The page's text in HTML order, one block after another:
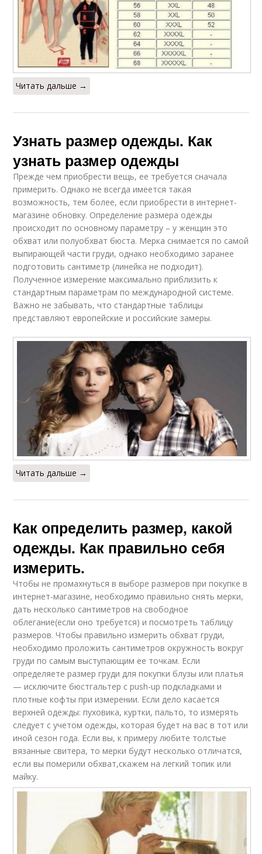
Читать дальше →
Узнать размер одежды. Как
узнать размер одежды
Прежде чем приобрести вещь, ее требуется сначала
примерить. Однако не всегда имеется такая
возможность, тем более, если приобрести в интернет-
магазине обновку. Определение размера одежды
происходит по основному параметру – у женщин это
обхват или полуобхват бюста. Мерка снимается по самой
выпирающей части груди, однако необходимо заранее
подготовить сантиметр (линейка не подходит).
Полученное измерение максимально приблизить к
стандартным параметрам по международной системе.
Важно не забывать, что стандартные таблицы
представляют европейские и российские замеры.
Читать дальше →
Как определить размер, какой
одежды. Как правильно себя
измерить.
Чтобы не промахнуться в выборе размеров при покупке в
интернет-магазине, необходимо правильно снять мерки,
дать несколько сантиметров на свободное
облегание(если оно требуется) и посмотреть таблицу
размеров. Чтобы правильно измерить обхват груди,
необходимо проложить сантиметров окружность вокруг
груди по самым выступающим ее точкам. Если
определяете размер груди для покупки блузы или платья
— исключите бюстгальтер с push-up подкладками и
плотные кофты при измерении. Если дело касается
верхней одежды: пуховика, куртки, пальто, то измерять
следует с учетом одежды, которая будет на вас в тот или
иной сезон года. Если вы, к примеру любите толстые
вязанные свитера, то мерки будут несколько отличатся,
если вы померили обхват,скажем на легкий топик или
майку.